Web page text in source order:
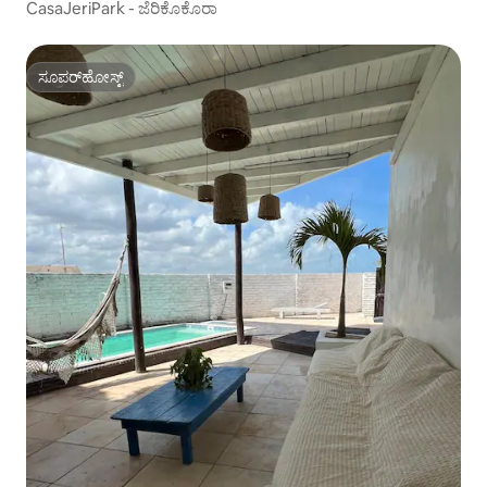
CasaJeriPark - ಜೆರಿಕೊಕೊರಾ
ಸೂಪರ್‌ಹೋಸ್ಟ್
ಸೂಪರ್‌ಹೋಸ್ಟ್